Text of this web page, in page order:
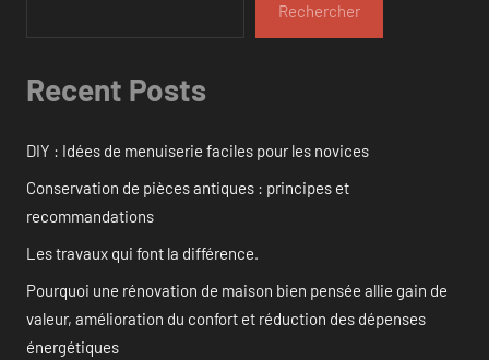
Rechercher
Recent Posts
DIY : Idées de menuiserie faciles pour les novices
Conservation de pièces antiques : principes et
recommandations
Les travaux qui font la différence.
Pourquoi une rénovation de maison bien pensée allie gain de
valeur, amélioration du confort et réduction des dépenses
énergétiques